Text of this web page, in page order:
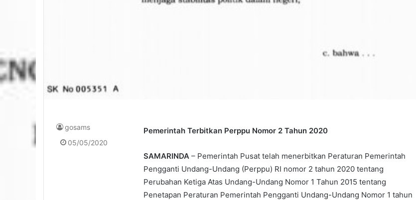
Pemerintah Terbitkan Perppu Nomor 2 Tahun 2020
SAMARINDA – Pemerintah Pusat telah menerbitkan Peraturan Pemerintah
Pengganti Undang-Undang (Perppu) RI nomor 2 tahun 2020 tentang
Perubahan Ketiga Atas Undang-Undang Nomor 1 Tahun 2015 tentang
Penetapan Peraturan Pemerintah Pengganti Undang-Undang Nomor 1 tahun
gosams
05/05/2020